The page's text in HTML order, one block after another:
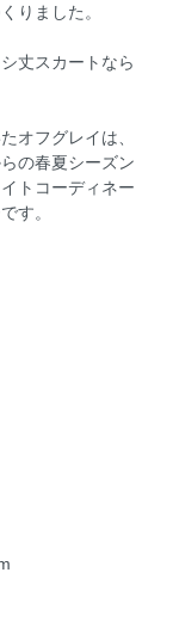
くりました。
丈スカートなら
オフグレイは、
の春夏シーズン
トコーディネー
す。